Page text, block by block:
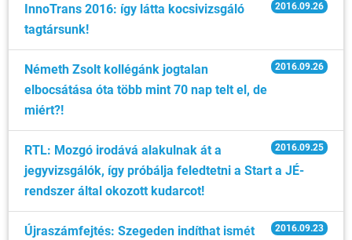
2016.09.26
InnoTrans 2016: így látta kocsivizsgáló
tagtársunk!
2016.09.26
Németh Zsolt kollégánk jogtalan
elbocsátása óta több mint 70 nap telt el, de
miért?!
2016.09.25
RTL: Mozgó irodává alakulnak át a
jegyvizsgálók, így próbálja feledtetni a Start a JÉ-
rendszer által okozott kudarcot!
2016.09.23
Újraszámfejtés: Szegeden indíthat ismét